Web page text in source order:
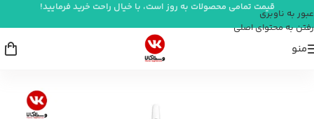
عبور به ناوبری
رفتن به محتوای اصلی
قیمت تمامی محصولات به روز است، با خیال راحت خرید فرمایید!
منو
جارو شارژی سیلور کرست